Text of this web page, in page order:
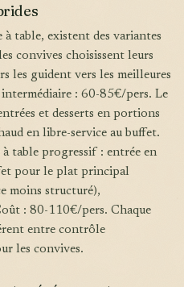
convives choisissent leurs
les guident vers les meilleures
: 60-85€/pers. Le
et desserts en portions
en libre-service au buffet.
table progressif : entrée en
pour le plat principal
moins structuré),
: 80-110€/pers. Chaque
entre contrôle
les convives.